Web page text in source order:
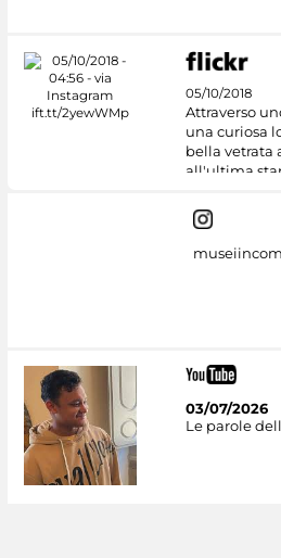
05/10/2018
Attraverso
una curiosa
bella vetrata
all'ultima
03/07/2026
Le parole